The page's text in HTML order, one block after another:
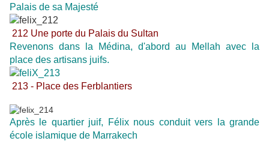
Palais de sa Majesté
212 Une porte du Palais du Sultan
Revenons dans la Médina, d'abord au Mellah avec la
place des artisans juifs.
213 - Place des Ferblantiers
Après le quartier juif, Félix nous conduit vers la grande
école islamique de Marrakech